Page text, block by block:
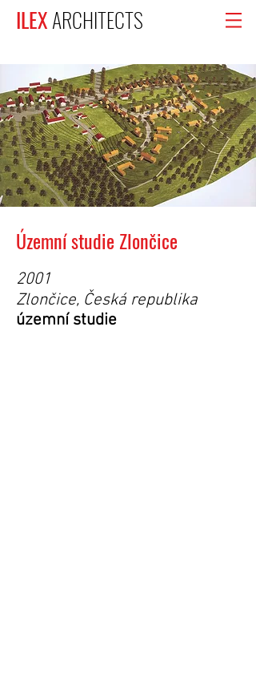
ILEXARCHITECTS
2001
územní studie
Územní studie Zlončice
Zlončice, Česká republika